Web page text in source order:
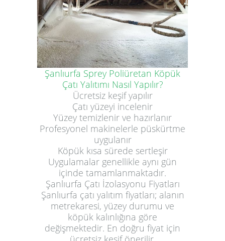
Şanlıurfa Sprey Poliüretan Köpük
Çatı Yalıtımı Nasıl Yapılır?
Ücretsiz keşif yapılır
Çatı yüzeyi incelenir
Yüzey temizlenir ve hazırlanır
Profesyonel makinelerle püskürtme
uygulanır
Köpük kısa sürede sertleşir
Uygulamalar genellikle aynı gün
içinde tamamlanmaktadır.
Şanlıurfa Çatı İzolasyonu Fiyatları
Şanlıurfa çatı yalıtım fiyatları; alanın
metrekaresi, yüzey durumu ve
köpük kalınlığına göre
değişmektedir. En doğru fiyat için